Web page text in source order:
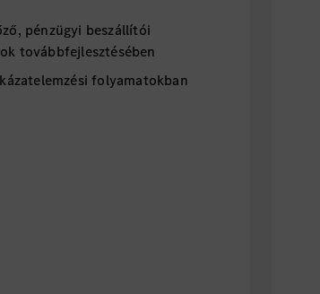
pénzügyi beszállítói
továbbfejlesztésében
folyamatokban